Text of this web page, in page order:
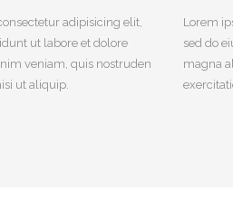
adipisicing elit,
ut labore et dolore
veniam, quis nostruden
ut aliquip.
Lorem
sed do
magna